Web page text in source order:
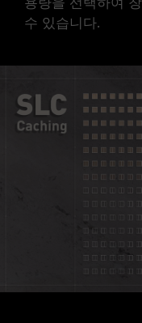
수 있습니다.